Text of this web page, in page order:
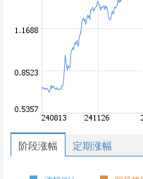
阶段涨幅 定期涨幅